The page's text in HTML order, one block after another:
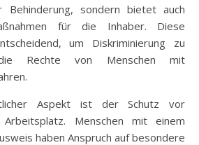
sondern bietet auch
für die Inhaber. Diese
um Diskriminierung zu
Rechte von Menschen mit
Aspekt ist der Schutz vor
Arbeitsplatz. Menschen mit einem
haben Anspruch auf besondere